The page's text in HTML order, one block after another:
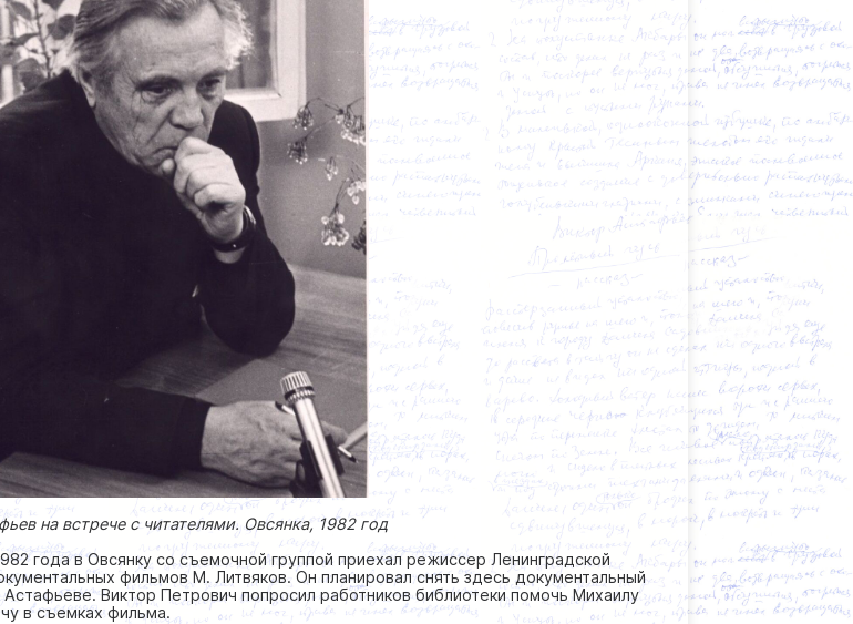
на встрече с читателями. Овсянка, 1982 год
года в Овсянку со съемочной группой приехал режиссер Ленинградской
фильмов М. Литвяков. Он планировал снять здесь документальный
Виктор Петрович попросил работников библиотеки помочь Михаилу
в съемках фильма.